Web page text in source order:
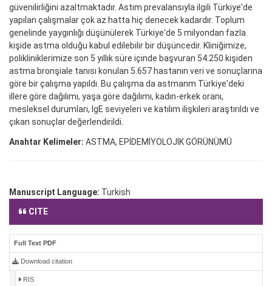
güvenilirliğini azaltmaktadır. Astım prevalansıyla ilgili Türkiye'de
yapılan çalışmalar çok az hatta hiç denecek kadardır. Toplum
genelinde yaygınlığı düşünülerek Türkiye'de 5 milyondan fazla
kişide astma olduğu kabul edilebilir bir düşüncedir. Kliniğimize,
polikliniklerimize son 5 yıllık süre içinde başvuran 54.250 kişiden
astma bronşiale tanısı konulan 5.657 hastanın veri ve sonuçlarına
göre bir çalışma yapıldı. Bu çalışma da astmanm Türkiye'deki
illere göre dağılımı, yaşa göre dağılımı, kadın-erkek oranı,
mesleksel durumları, IgE seviyeleri ve katılım ilişkileri araştırıldı ve
çıkan sonuçlar değerlendirildi.
Anahtar Kelimeler: ASTMA, EPİDEMİYOLOJİK GÖRÜNÜMÜ
Manuscript Language: Turkish
CITE
Full Text PDF
Download citation
RIS